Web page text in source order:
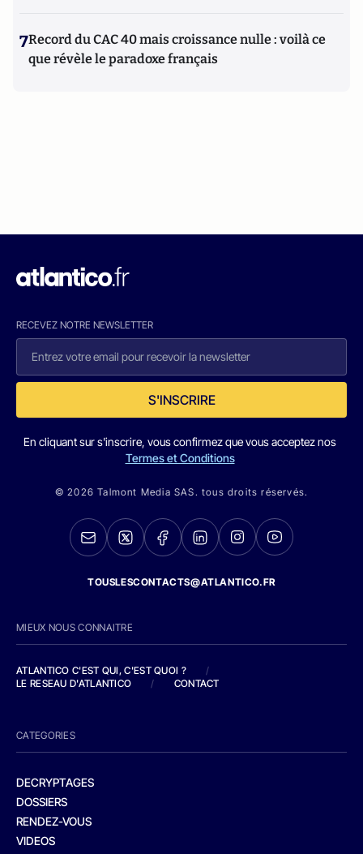
7Record du CAC 40 mais croissance nulle : voilà ce
que révèle le paradoxe français
RECEVEZ NOTRE NEWSLETTER
S'INSCRIRE
En cliquant sur s'inscrire, vous confirmez que vous acceptez nos
Termes et Conditions
© 2026 Talmont Media SAS. tous droits réservés.
TOUSLESCONTACTS@ATLANTICO.FR
MIEUX NOUS CONNAITRE
ATLANTICO C'EST QUI, C'EST QUOI ?
/
LE RESEAU D'ATLANTICO
/ CONTACT
CATEGORIES
DECRYPTAGES
DOSSIERS
RENDEZ-VOUS
VIDEOS